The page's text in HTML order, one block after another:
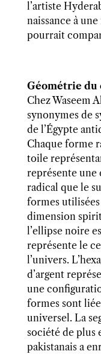
l’artiste
naissance à
pourrait
Géométrie du
Chez Waseem
synonymes de
de l’Égypte
Chaque forme
toile
représente une
radical que le
formes
dimension
l’ellipse noire
représente le
l’univers.
d’argent
une
formes sont
universel. La
société de plus
pakistanais a